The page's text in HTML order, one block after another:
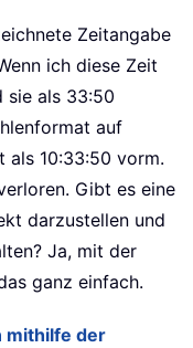
Zeitangabe
ich diese Zeit
sie als 33:50
auf
als 10:33:50 vorm.
Gibt es eine
darzustellen und
Ja, mit der
ganz einfach.
mithilfe der